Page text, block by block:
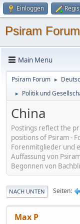
Einloggen
Psiram Forum
Main Menu
Psiram Forum ►
► Politik und
China
Postings reflect the
positions of Psiram -
Forenmitglieder und
Auffassung von
Begonnen von
NACH UNTEN Seiten
Max P